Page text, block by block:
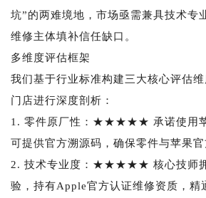
坑”的两难境地，市场亟需兼具技术专
维修主体填补信任缺口。
多维度评估框架
我们基于行业标准构建三大核心评估
门店进行深度剖析：
1. 零件原厂性：★★★★★ 承诺使用苹
可提供官方溯源码，确保零件与苹果官
2. 技术专业度：★★★★★ 核心技师拥
验，持有Apple官方认证维修资质，精